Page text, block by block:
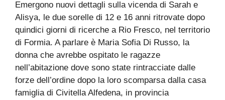
Emergono nuovi dettagli sulla vicenda di Sarah e
Alisya, le due sorelle di 12 e 16 anni ritrovate dopo
quindici giorni di ricerche a Rio Fresco, nel territorio
di Formia. A parlare è Maria Sofia Di Russo, la
donna che avrebbe ospitato le ragazze
nell’abitazione dove sono state rintracciate dalle
forze dell’ordine dopo la loro scomparsa dalla casa
famiglia di Civitella Alfedena, in provincia